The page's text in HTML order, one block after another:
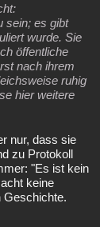
sein; es gibt
wurde. Sie
öffentliche
nach ihrem
ruhig
hier weitere
nur, dass sie
zu Protokoll
"Es ist kein
keine
Geschichte.